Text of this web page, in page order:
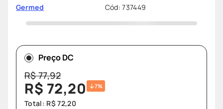
8º
ozivy
lenço umedecido
Germed Cód:737449
Preço DC
R$77,92
R$ 72,20 7%
Total: R$ 72,20